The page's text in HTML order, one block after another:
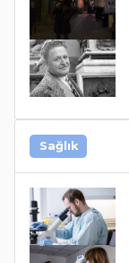
Sağlık